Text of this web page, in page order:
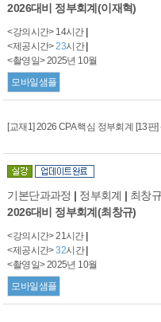
2026대비 정부회계(이재혁)
<강의시간> 14시간
<제공시간>23시간
<촬영일> 2025년 10월
모바일샘플
[교재1] 2026 CPA 핵심 정부회계 [13판]
기본단과과정 | 정부회계 | 최창
2026대비 정부회계(최창규)
<강의시간> 21시간
<제공시간>32시간
<촬영일> 2025년 10월
모바일샘플